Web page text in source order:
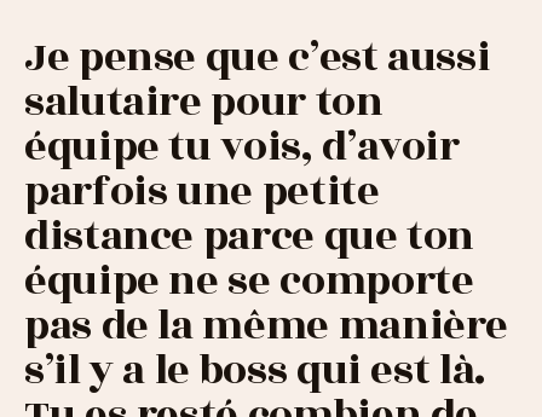
Je pense que c’est aussi
salutaire pour ton
équipe tu vois, d’avoir
parfois une petite
distance parce que ton
équipe ne se comporte
pas de la même manière
s’il y a le boss qui est là.